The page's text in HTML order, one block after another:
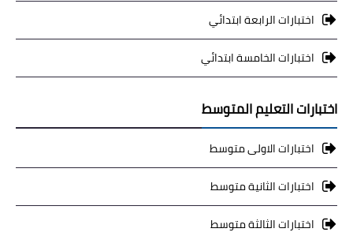
اختبارات الرابعة ابتدائي
اختبارات الخامسة ابتدائي
اختبارات التعليم المتوسط
اختبارات الاولى متوسط
اختبارات الثانية متوسط
اختبارات الثالثة متوسط